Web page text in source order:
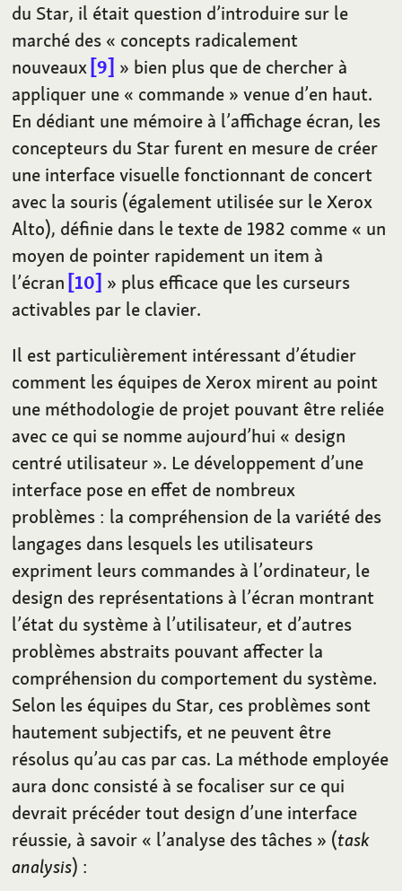
du Star, il était question d’introduire sur le
marché des « concepts radicalement
nouveaux 9 » bien plus que de chercher à
appliquer une « commande » venue d’en haut.
En dédiant une mémoire à l’affichage écran, les
concepteurs du Star furent en mesure de créer
une interface visuelle fonctionnant de concert
avec la souris (également utilisée sur le Xerox
Alto), définie dans le texte de 1982 comme « un
moyen de pointer rapidement un item à
l’écran 10 » plus efficace que les curseurs
activables par le clavier.
Il est particulièrement intéressant d’étudier
comment les équipes de Xerox mirent au point
une méthodologie de projet pouvant être reliée
avec ce qui se nomme aujourd’hui « design
centré utilisateur ». Le développement d’une
interface pose en effet de nombreux
problèmes : la compréhension de la variété des
langages dans lesquels les utilisateurs
expriment leurs commandes à l’ordinateur, le
design des représentations à l’écran montrant
l’état du système à l’utilisateur, et d’autres
problèmes abstraits pouvant affecter la
compréhension du comportement du système.
Selon les équipes du Star, ces problèmes sont
hautement subjectifs, et ne peuvent être
résolus qu’au cas par cas. La méthode employée
aura donc consisté à se focaliser sur ce qui
devrait précéder tout design d’une interface
réussie, à savoir « l’analyse des tâches » (task
analysis) :